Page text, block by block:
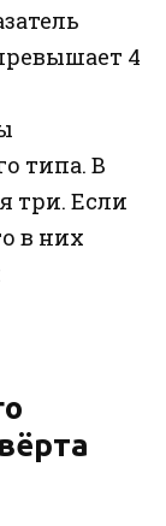
4
типа. В
три. Если
в них